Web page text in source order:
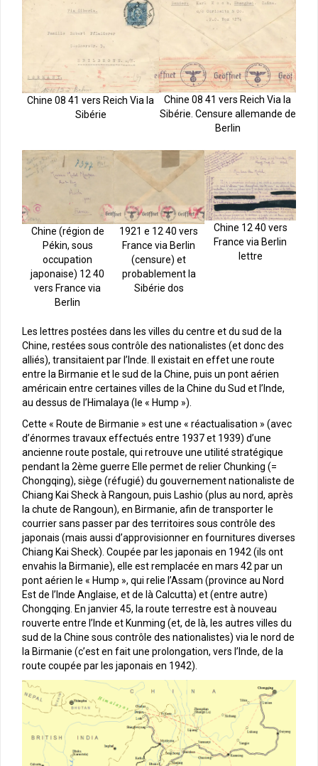
Chine 08 41 vers Reich Via la
Sibérie
Chine 08 41 vers Reich Via la
Sibérie. Censure allemande de
Berlin
Chine (région de
Pékin, sous
occupation
japonaise) 12 40
vers France via
Berlin
1921 e 12 40 vers
France via Berlin
(censure) et
probablement la
Sibérie dos
Chine 12 40 vers
France via Berlin
lettre
Les lettres postées dans les villes du centre et du sud de la
Chine, restées sous contrôle des nationalistes (et donc des
alliés), transitaient par l’Inde. Il existait en effet une route
entre la Birmanie et le sud de la Chine, puis un pont aérien
américain entre certaines villes de la Chine du Sud et l’Inde,
au dessus de l’Himalaya (le « Hump »).
Cette « Route de Birmanie » est une « réactualisation » (avec
d’énormes travaux effectués entre 1937 et 1939) d’une
ancienne route postale, qui retrouve une utilité stratégique
pendant la 2ème guerre Elle permet de relier Chunking (=
Chongqing), siège (réfugié) du gouvernement nationaliste de
Chiang Kai Sheck à Rangoun, puis Lashio (plus au nord, après
la chute de Rangoun), en Birmanie, afin de transporter le
courrier sans passer par des territoires sous contrôle des
japonais (mais aussi d’approvisionner en fournitures diverses
Chiang Kai Sheck). Coupée par les japonais en 1942 (ils ont
envahis la Birmanie), elle est remplacée en mars 42 par un
pont aérien le « Hump », qui relie l’Assam (province au Nord
Est de l’Inde Anglaise, et de là Calcutta) et (entre autre)
Chongqing. En janvier 45, la route terrestre est à nouveau
rouverte entre l’Inde et Kunming (et, de là, les autres villes du
sud de la Chine sous contrôle des nationalistes) via le nord de
la Birmanie (c’est en fait une prolongation, vers l’Inde, de la
route coupée par les japonais en 1942).